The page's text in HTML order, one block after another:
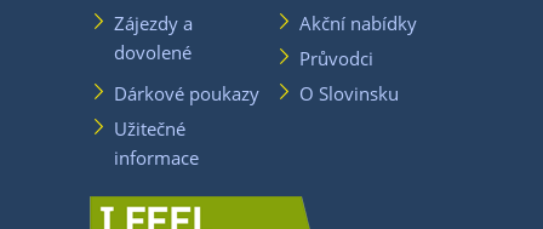
Zájezdy a
dovolené
Akční nabídky
Průvodci
Dárkové poukazy
O Slovinsku
Užitečné
informace